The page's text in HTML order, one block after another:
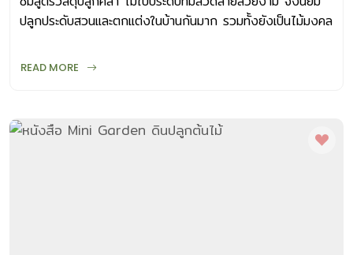
ปลูกประดับสวนและตกแต่งในบ้านกันมาก รวมทั้งยังเป็นไม้มงคล
รักษาและให้มีความสงบสุข มาดูกันว่าจะปลูกคล้าให้สวยดังใจ
READ MORE